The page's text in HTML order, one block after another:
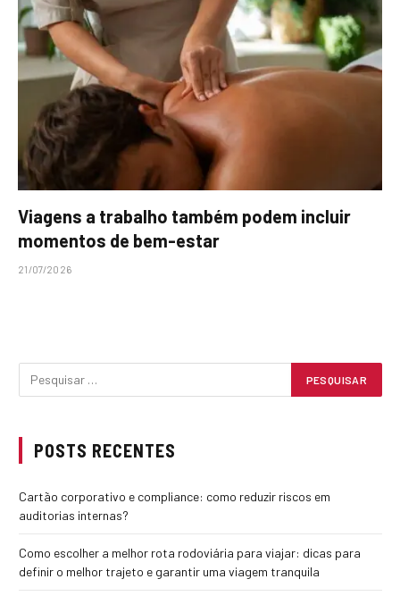
Viagens a trabalho também podem incluir
momentos de bem-estar
21/07/2026
POSTS RECENTES
Cartão corporativo e compliance: como reduzir riscos em
auditorias internas?
Como escolher a melhor rota rodoviária para viajar: dicas para
definir o melhor trajeto e garantir uma viagem tranquila